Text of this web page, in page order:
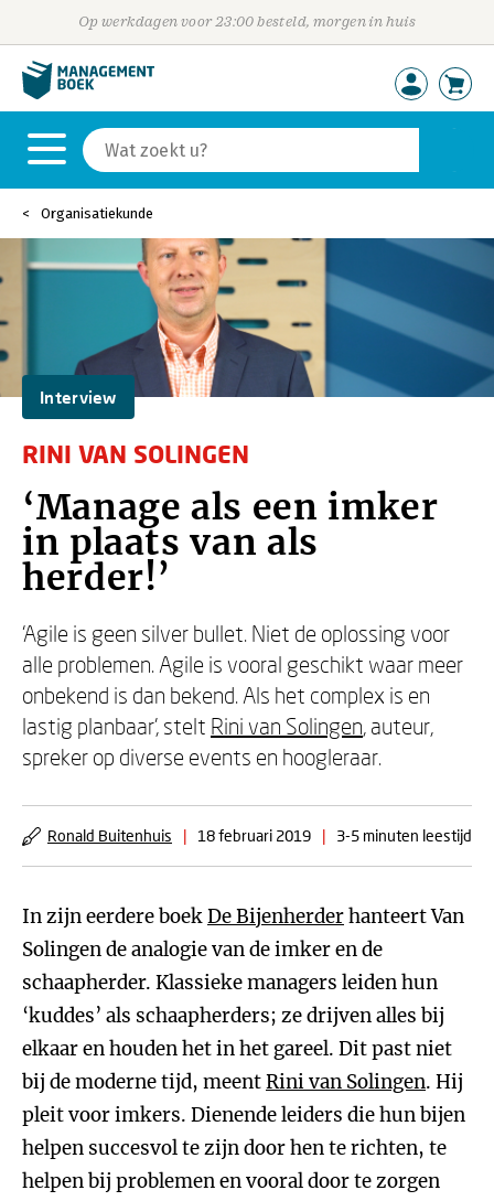
Op werkdagen voor 23:00 besteld, morgen in huis
Organisatiekunde
Interview
RINI VAN SOLINGEN
‘Manage als een imker
in plaats van als
herder!’
‘Agile is geen silver bullet. Niet de oplossing voor
alle problemen. Agile is vooral geschikt waar meer
onbekend is dan bekend. Als het complex is en
lastig planbaar’, stelt Rini van Solingen, auteur,
spreker op diverse events en hoogleraar.
Ronald Buitenhuis | 18 februari 2019 | 3-5 minuten leestijd
In zijn eerdere boekDe Bijenherderhanteert Van
Solingen de analogie van de imker en de
schaapherder. Klassieke managers leiden hun
‘kuddes’ als schaapherders; ze drijven alles bij
elkaar en houden het in het gareel. Dit past niet
bij de moderne tijd, meentRini van Solingen. Hij
pleit voor imkers. Dienende leiders die hun bijen
helpen succesvol te zijn door hen te richten, te
helpen bij problemen en vooral door te zorgen